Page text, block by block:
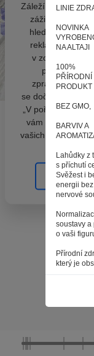
LINIE
NOVINKA
NA ALTAJI
100%
PŘÍRODNÍ
PRODUKT
BEZ GMO,
BARVIV A
Lahůdky z
s příchutí
Svěžest i
energii
nervové
soustavy a
o vaši
Přírodní
který je
Posílení
i mužský
Záleží nám na
zážitkem.
hledáte, ušetřili
reklamy na
v zobrazení na
přihlašovat.
zpracováním
se dočasně
„V pořádku“
vám poskytovali
vašich údajů. Svůj